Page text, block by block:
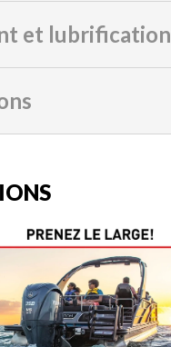
et lubrification